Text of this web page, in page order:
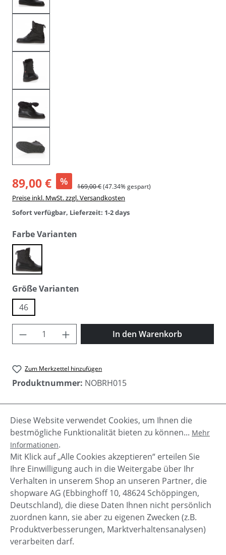
89,00 € % 169,00 €(47.34% gespart)
Preise inkl. MwSt. zzgl. Versandkosten
Sofort verfügbar, Lieferzeit: 1-2 days
Farbe Varianten
moolest
Größe Varianten
46
Produkt Anzahl: Gib den gewünschten
In den Warenkorb
Zum Merkzettel hinzufügen
Produktnummer: NOBRH015
Beschreibung
Kuschelig warme Herren Schuhe "Street" von
Nobrand aus einem Leder und Wolle Mix. gefüttert
geschnürt Mehr
Service-Hotline
Diese Website verwendet Cookies, um Ihnen die
bestmögliche Funktionalität bieten zu können... Mehr
Informationen.
Mit Klick auf „Alle Cookies akzeptieren“ erteilen Sie
Ihre Einwilligung auch in die Weitergabe über Ihr
Verhalten in unserem Shop an unseren Partner, die
shopware AG (Ebbinghoff 10, 48624 Schöppingen,
Deutschland), die diese Daten Ihnen nicht persönlich
zuordnen kann, sie aber zu eigenen Zwecken (z.B.
Produktverbesserungen, Marktverhaltensanalysen)
verarbeiten darf.